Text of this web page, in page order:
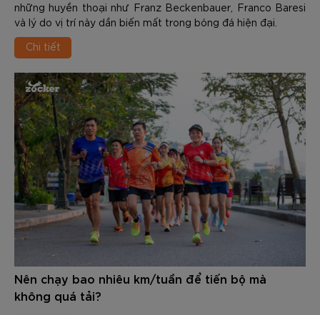
những huyền thoại như Franz Beckenbauer, Franco Baresi
và lý do vị trí này dần biến mất trong bóng đá hiện đại.
Chi tiết
Nên chạy bao nhiêu km/tuần để tiến bộ mà
không quá tải?